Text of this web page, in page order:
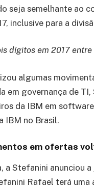
seja semelhante ao
inclusive para a
dígitos em 2017
algumas
em governança de
da IBM em
IBM no Brasil.
em ofertas
a Stefanini anunciou
Rafael terá